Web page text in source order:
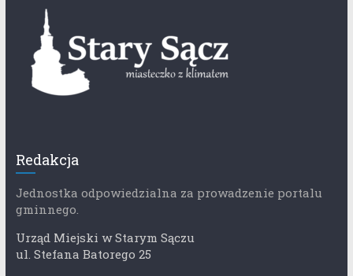
Redakcja
Jednostka odpowiedzialna za prowadzenie portalu
gminnego.
Urząd Miejski w Starym Sączu
ul. Stefana Batorego 25